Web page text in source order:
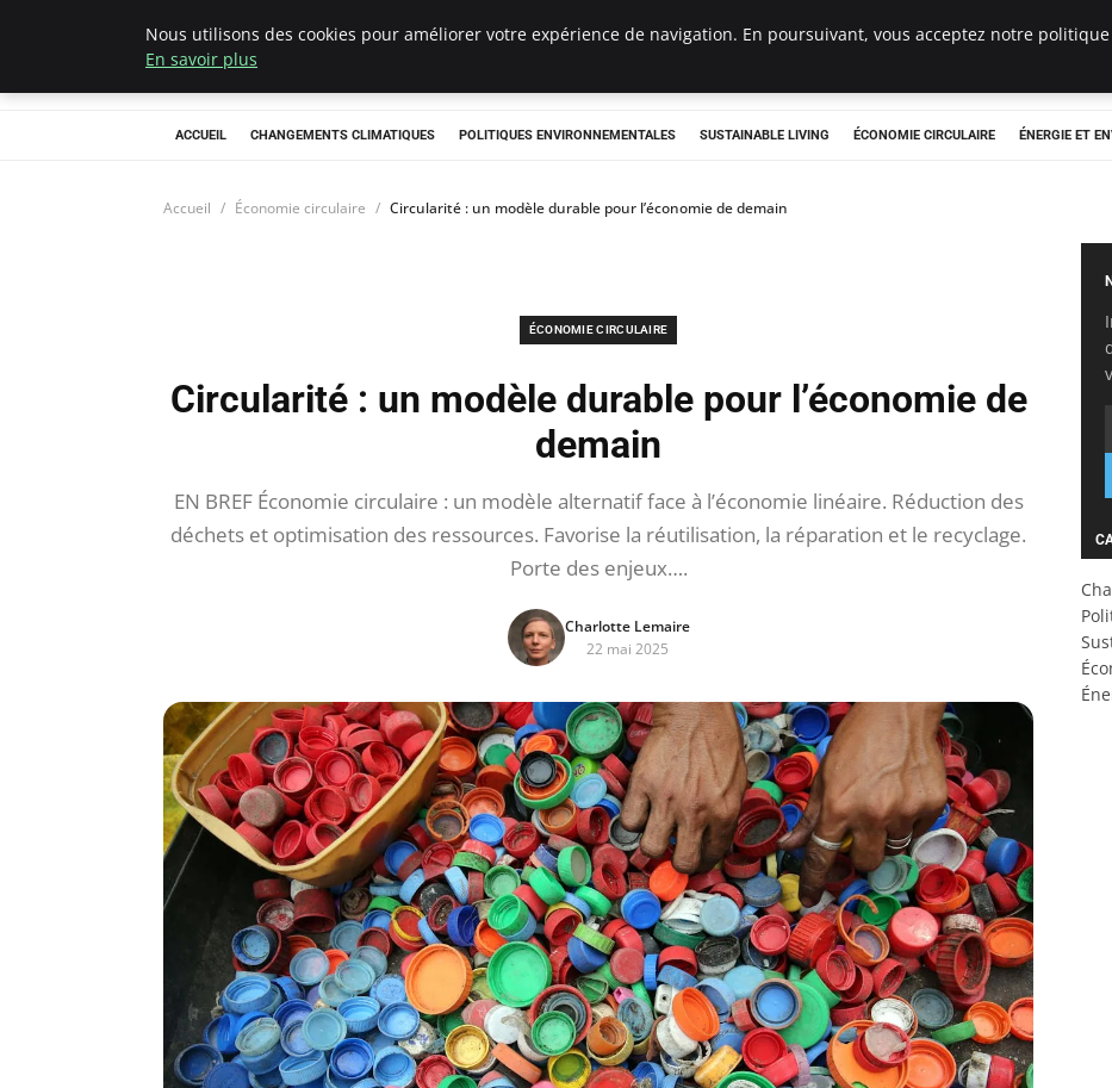
Climategatecountryclub.com
ACCUEIL CHANGEMENTS CLIMATIQUES POLITIQUES ENVIRONNEMENTALES SUSTAINABLE LIVING ÉCONOMIE CIRCULAIRE ÉNERGIE ET
Accueil Économie circulaire Circularité : un modèle durable pour l’économie de demain
ÉCONOMIE CIRCULAIRE
Circularité : un modèle durable pour l’économie de
demain
EN BREF Économie circulaire : un modèle alternatif face à l’économie linéaire. Réduction des
déchets et optimisation des ressources. Favorise la réutilisation, la réparation et le recyclage.
Porte des enjeux….
Charlotte Lemaire
22 mai 2025
Nous utilisons des cookies pour améliorer votre expérience de navigation. En poursuivant, vous acceptez notre
En savoir plus